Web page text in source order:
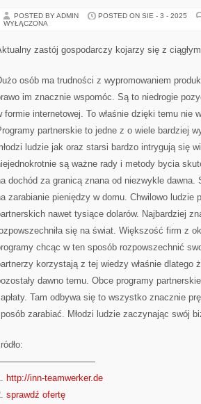
POSTED BY ADMIN POSTED ON SIE - 3 - 2025
WYŁĄCZONA
zastój gospodarczy kojarzy się z
osób ma trudności z wypromowaniem
im znacznie wspomóc. Są to niedrogie
formie internetowej. To właśnie dzięki temu nie
partnerskie to jedne z o wiele bardziej
ludzie jak oraz starsi bardzo intrygują się
są ważne rady i metody bycia
dochód za granicą znana od niezwykle
zarabianie pieniędzy w domu. Chwilowo ludzie
nawet tysiące dolarów. Najbardziej
się na świat. Większość firm z
chcąc w ten sposób rozpowszechnić
korzystają z tej wiedzy właśnie dlatego
dawno temu. Obce programy
Tam odbywa się to wszystko znacznie
zarabiać. Młodzi ludzie zaczynając swój
http://inn-teamwerker.de
sprawdź ofertę